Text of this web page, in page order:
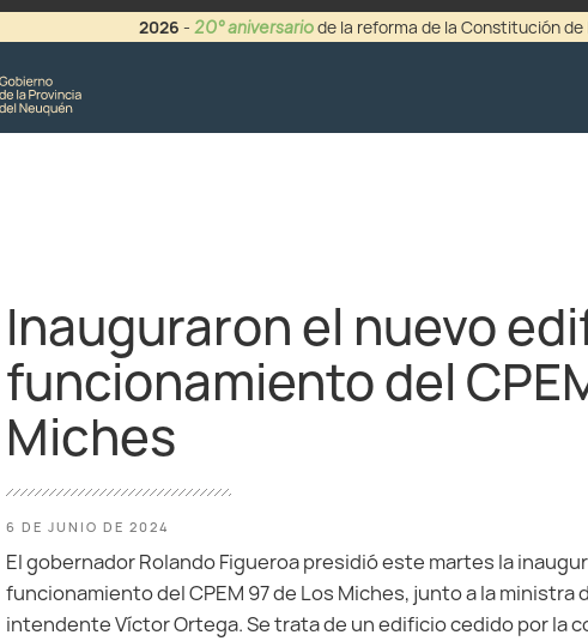
2026 - 20° aniversariode la reforma de la Constitución de
Inauguraron el nuevo
funcionamiento del
Miches
6 DE JUNIO DE 2024
El gobernador Rolando Figueroa presidió este martes la
funcionamiento del CPEM 97 de Los Miches, junto a la ministra
intendente Víctor Ortega. Se trata de un edificio cedido por la